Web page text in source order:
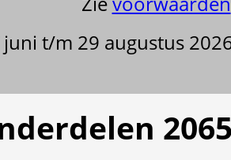
juni t/m 29 augustus